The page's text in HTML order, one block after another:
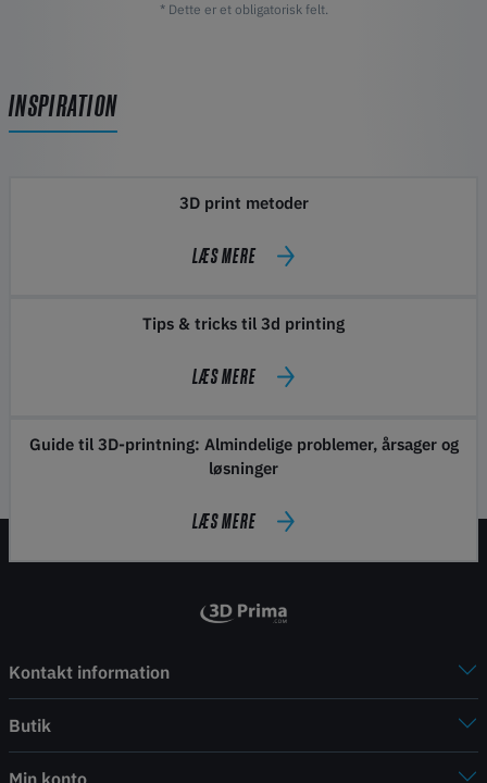
* Dette er et obligatorisk felt.
INSPIRATION
3D print metoder
LÆS MERE
Tips & tricks til 3d printing
LÆS MERE
Guide til 3D-printning: Almindelige problemer, årsager og
løsninger
LÆS MERE
Kontakt information
Butik